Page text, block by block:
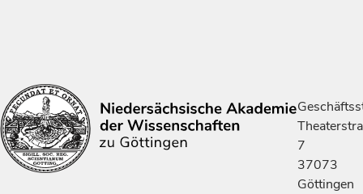
7
37073
Göttingen